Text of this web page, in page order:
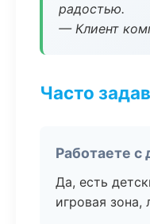
радостью.
— Клиент
Часто
Работаете с
Да, есть
игровая зона,